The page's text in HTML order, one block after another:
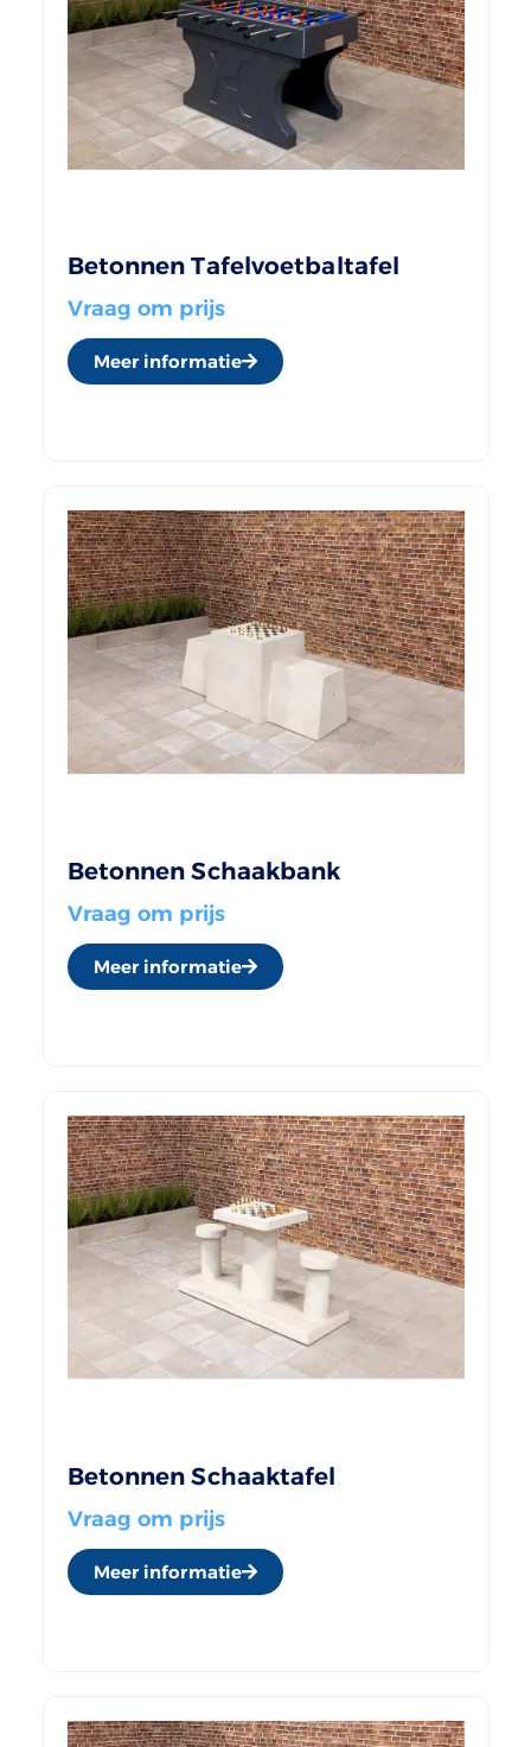
Betonnen Tafelvoetbaltafel
Vraag om prijs
Meer informatie
Betonnen Schaakbank
Vraag om prijs
Meer informatie
Betonnen Schaaktafel
Vraag om prijs
Meer informatie